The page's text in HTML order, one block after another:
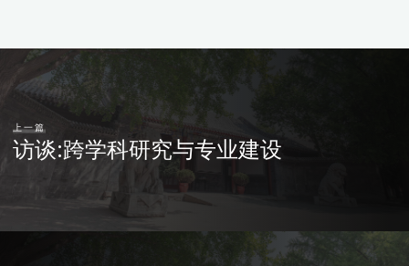
上一篇
访谈:跨学科研究与专业建设